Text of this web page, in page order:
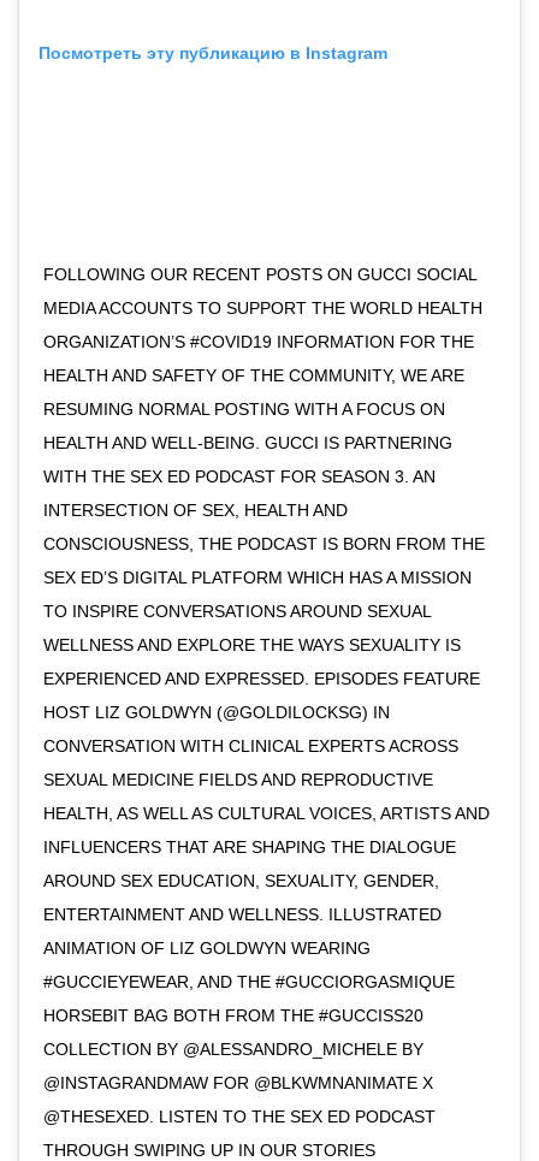
Посмотреть эту публикацию в Instagram
FOLLOWING OUR RECENT POSTS ON GUCCI SOCIAL
MEDIA ACCOUNTS TO SUPPORT THE WORLD HEALTH
ORGANIZATION’S #COVID19 INFORMATION FOR THE
HEALTH AND SAFETY OF THE COMMUNITY, WE ARE
RESUMING NORMAL POSTING WITH A FOCUS ON
HEALTH AND WELL-BEING. GUCCI IS PARTNERING
WITH THE SEX ED PODCAST FOR SEASON 3. AN
INTERSECTION OF SEX, HEALTH AND
CONSCIOUSNESS, THE PODCAST IS BORN FROM THE
SEX ED’S DIGITAL PLATFORM WHICH HAS A MISSION
TO INSPIRE CONVERSATIONS AROUND SEXUAL
WELLNESS AND EXPLORE THE WAYS SEXUALITY IS
EXPERIENCED AND EXPRESSED. EPISODES FEATURE
HOST LIZ GOLDWYN (@GOLDILOCKSG) IN
CONVERSATION WITH CLINICAL EXPERTS ACROSS
SEXUAL MEDICINE FIELDS AND REPRODUCTIVE
HEALTH, AS WELL AS CULTURAL VOICES, ARTISTS AND
INFLUENCERS THAT ARE SHAPING THE DIALOGUE
AROUND SEX EDUCATION, SEXUALITY, GENDER,
ENTERTAINMENT AND WELLNESS. ILLUSTRATED
ANIMATION OF LIZ GOLDWYN WEARING
#GUCCIEYEWEAR, AND THE #GUCCIORGASMIQUE
HORSEBIT BAG BOTH FROM THE #GUCCISS20
COLLECTION BY @ALESSANDRO_MICHELE BY
@INSTAGRANDMAW FOR @BLKWMNANIMATE X
@THESEXED. LISTEN TO THE SEX ED PODCAST
THROUGH SWIPING UP IN OUR STORIES